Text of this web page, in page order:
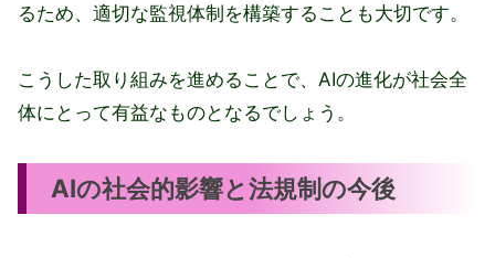
るため、適切な監視体制を構築することも大切です。
こうした取り組みを進めることで、AIの進化が社会全
体にとって有益なものとなるでしょう。
AIの社会的影響と法規制の今後